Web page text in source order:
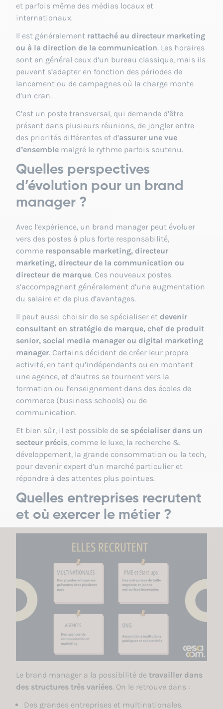
et parfois même des médias locaux et
internationaux.
Il est généralement rattaché au directeur marketing
ou à la direction de la communication. Les horaires
sont en général ceux d’un bureau classique, mais ils
peuvent s’adapter en fonction des périodes de
lancement ou de campagnes où la charge monte
d’un cran.
C’est un poste transversal, qui demande d’être
présent dans plusieurs réunions, de jongler entre
des priorités différentes et d’assurer une vue
d’ensemble malgré le rythme parfois soutenu.
Quelles perspectives
d’évolution pour un brand
manager ?
Avec l’expérience, un brand manager peut évoluer
vers des postes à plus forte responsabilité,
comme responsable marketing, directeur
marketing, directeur de la communication ou
directeur de marque. Ces nouveaux postes
s’accompagnent généralement d’une augmentation
du salaire et de plus d’avantages.
Il peut aussi choisir de se spécialiser et devenir
consultant en stratégie de marque, chef de produit
senior, social media manager ou digital marketing
manager. Certains décident de créer leur propre
activité, en tant qu’indépendants ou en montant
une agence, et d’autres se tournent vers la
formation ou l’enseignement dans des écoles de
commerce (business schools) ou de
communication.
Et bien sûr, il est possible de se spécialiser dans un
secteur précis, comme le luxe, la recherche &
développement, la grande consommation ou la tech,
pour devenir expert d’un marché particulier et
répondre à des attentes plus pointues.
Quelles entreprises recrutent
et où exercer le métier ?
Le brand manager a la possibilité de travailler dans
des structures très variées. On le retrouve dans :
Des grandes entreprises et multinationales.